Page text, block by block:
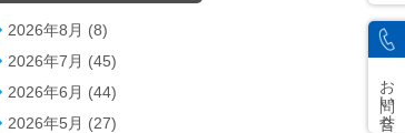
お問い合せ
2026年8月 (8)
2026年7月 (45)
2026年6月 (44)
2026年5月 (27)